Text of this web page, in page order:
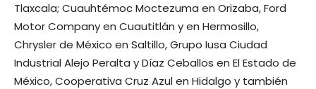
Tlaxcala; Cuauhtémoc Moctezuma en Orizaba, Ford
Motor Company en Cuautitlán y en Hermosillo,
Chrysler de México en Saltillo, Grupo Iusa Ciudad
Industrial Alejo Peralta y Díaz Ceballos en El Estado de
México, Cooperativa Cruz Azul en Hidalgo y también